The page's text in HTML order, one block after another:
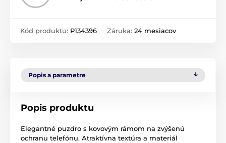
Kód produktu: P134396 Záruka: 24 mesiacov
Popis a parametre
Popis produktu
Elegantné puzdro s kovovým rámom na zvýšenú
ochranu telefónu. Atraktívna textúra a materiál